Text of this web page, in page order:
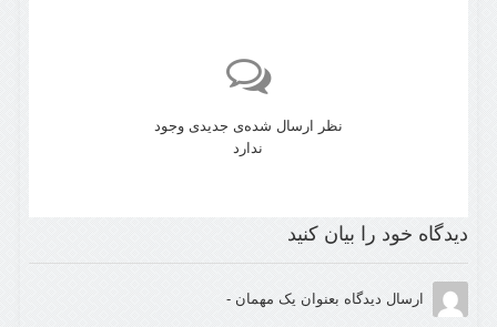
نظر ارسال شده‌ی جدیدی وجود
ندارد
دیدگاه خود را بیان کنید
ارسال دیدگاه بعنوان یک مهمان -